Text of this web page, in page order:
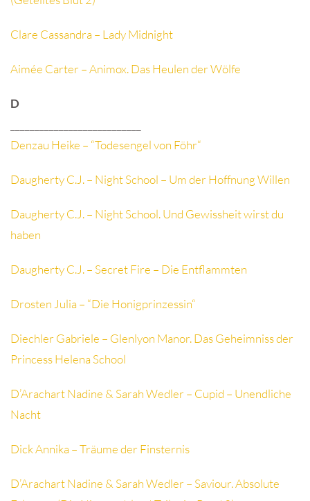
Clare Cassandra – Lady Midnight
Aimée Carter – Animox. Das Heulen der Wölfe
D
Denzau Heike – “Todesengel von Föhr“
Daugherty C.J. – Night School – Um der Hoffnung Willen
Daugherty C.J. – Night School. Und Gewissheit wirst du
haben
Daugherty C.J. – Secret Fire – Die Entflammten
Drosten Julia – “Die Honigprinzessin“
Diechler Gabriele – Glenlyon Manor. Das Geheimniss der
Princess Helena School
D’Arachart Nadine & Sarah Wedler – Cupid – Unendliche
Nacht
Dick Annika – Träume der Finsternis
D’Arachart Nadine & Sarah Wedler – Saviour. Absolute